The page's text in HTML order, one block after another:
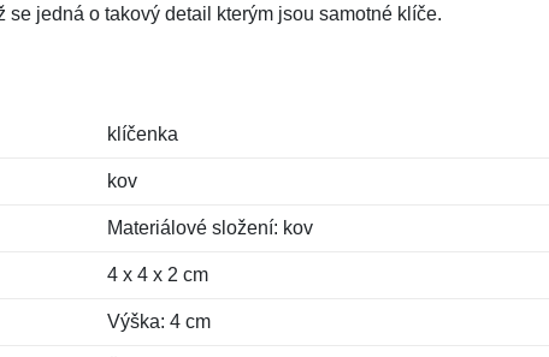
se jedná o takový detail kterým jsou samotné klíče.
klíčenka
kov
Materiálové složení: kov
4 x 4 x 2 cm
Výška: 4 cm